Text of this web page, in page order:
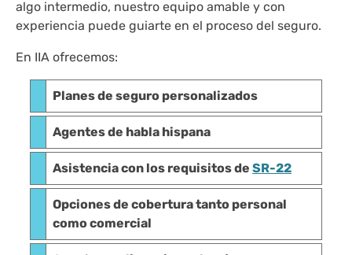
algo intermedio, nuestro equipo amable y con
experiencia puede guiarte en el proceso del seguro.
En IIA ofrecemos:
Planes de seguro personalizados
Agentes de habla hispana
Asistencia con los requisitos de SR-22
Opciones de cobertura tanto personal
como comercial